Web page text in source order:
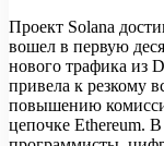
Проект Solana
вошел в первую
нового трафика из
привела к резкому
повышению
цепочке Ethereum. В